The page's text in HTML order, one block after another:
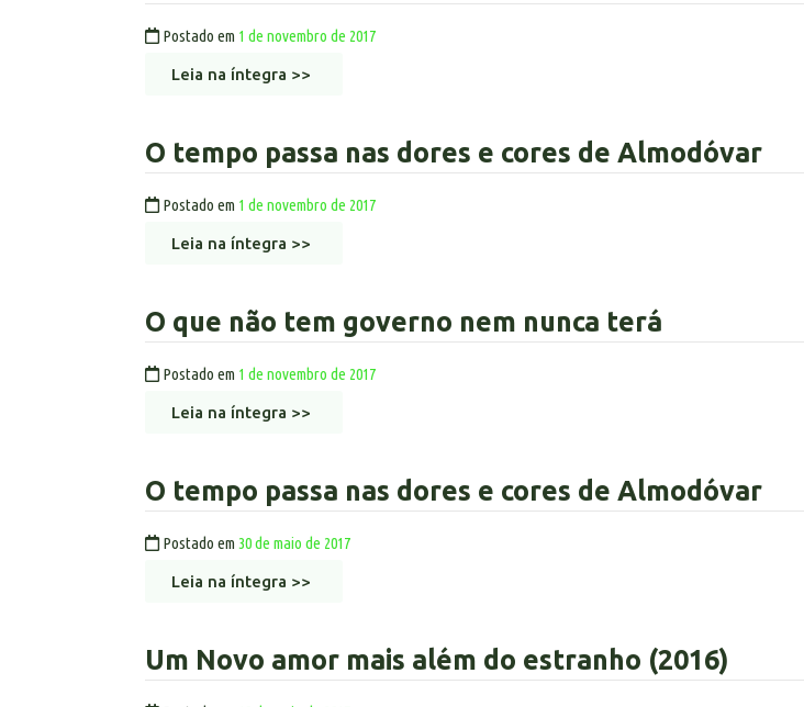
Postado em 1 de novembro de 2017
Leia na íntegra >>
O tempo passa nas dores e cores de Almodóvar
Postado em 1 de novembro de 2017
Leia na íntegra >>
O que não tem governo nem nunca terá
Postado em 1 de novembro de 2017
Leia na íntegra >>
O tempo passa nas dores e cores de Almodóvar
Postado em 30 de maio de 2017
Leia na íntegra >>
Um Novo amor mais além do estranho (2016)